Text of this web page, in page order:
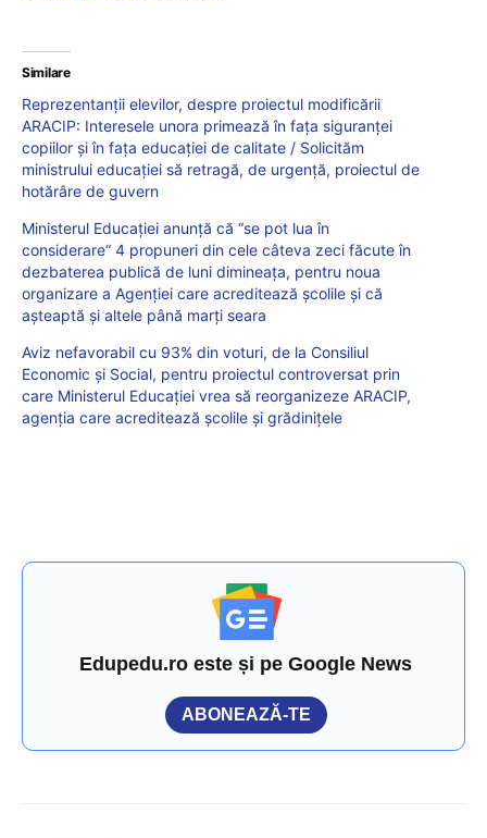
Similare
Reprezentanții elevilor, despre proiectul modificării
ARACIP: Interesele unora primează în fața siguranței
copiilor și în fața educației de calitate / Solicităm
ministrului educației să retragă, de urgență, proiectul de
hotărâre de guvern
Ministerul Educației anunță că “se pot lua în
considerare“ 4 propuneri din cele câteva zeci făcute în
dezbaterea publică de luni dimineața, pentru noua
organizare a Agenției care acreditează școlile și că
așteaptă și altele până marți seara
Aviz nefavorabil cu 93% din voturi, de la Consiliul
Economic și Social, pentru proiectul controversat prin
care Ministerul Educației vrea să reorganizeze ARACIP,
agenția care acreditează școlile și grădinițele
Edupedu.ro este și pe Google News
ABONEAZĂ-TE